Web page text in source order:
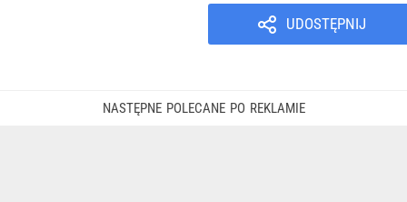
UDOSTĘPNIJ